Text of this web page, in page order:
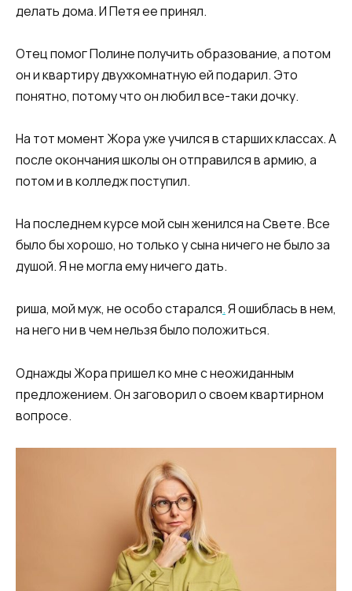
делать дома. И Петя ее принял.
Отец помог Полине получить образование, а потом
он и квартиру двухкомнатную ей подарил. Это
понятно, потому что он любил все-таки дочку.
На тот момент Жора уже учился в старших классах. А
после окончания школы он отправился в армию, а
потом и в колледж поступил.
На последнем курсе мой сын женился на Свете. Все
было бы хорошо, но только у сына ничего не было за
душой. Я не могла ему ничего дать.
риша, мой муж, не особо старался.Я ошиблась в нем,
на него ни в чем нельзя было положиться.
Однажды Жора пришел ко мне с неожиданным
предложением. Он заговорил о своем квартирном
вопросе.